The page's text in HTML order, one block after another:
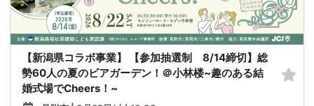
【新潟県コラボ事業】 【参加抽選制 8/14締切】総
勢60人の夏のビアガーデン！＠小林楼~趣のある結
婚式場でCheers！~